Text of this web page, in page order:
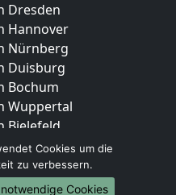
Dresden
Hannover
Nürnberg
Duisburg
Bochum
Wuppertal
Bielefeld
Bonn
Münster
Cookies um die
zu verbessern.
Cookies